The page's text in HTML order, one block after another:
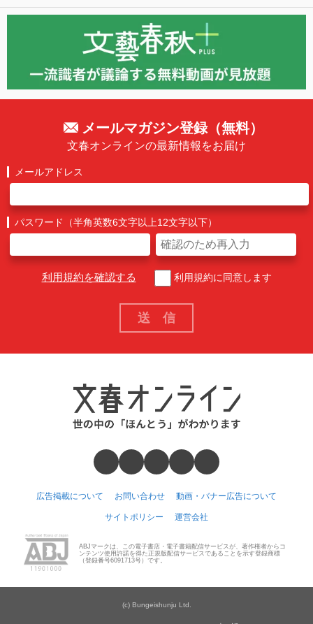
メールマガジン登録（無料）
文春オンラインの最新情報をお届け
メールアドレス
パスワード（半角英数6文字以上12文字以下）
利用規約を確認する 利用規約に同意します
広告掲載について お問い合わせ 動画・バナー広告について
サイトポリシー 運営会社
ABJマークは、この電子書店・電子書籍配信サービスが、著作権者からコ
ンテンツ使用許諾を得た正規版配信サービスであることを示す登録商標
（登録番号6091713号）です。
(c) Bungeishunju Ltd.